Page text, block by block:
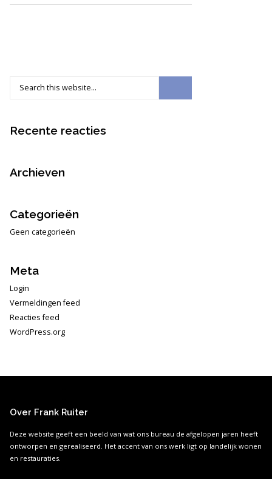
Recente reacties
Archieven
Categorieën
Geen categorieën
Meta
Login
Vermeldingen feed
Reacties feed
WordPress.org
Over Frank Ruiter
Deze website geeft een beeld van wat ons bureau de afgelopen jaren heeft
ontworpen en gerealiseerd. Het accent van ons werk ligt op landelijk wonen
en restauraties.